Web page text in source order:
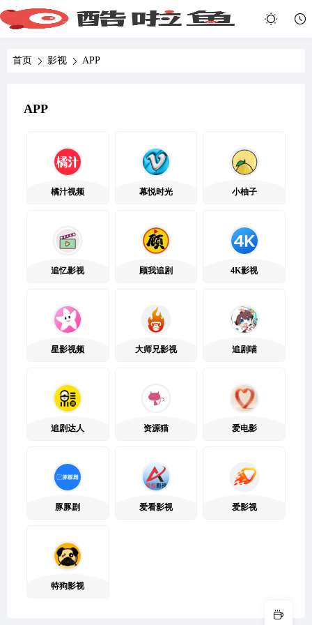
首页 影视 APP
APP
橘汁视频 幕悦时光 小柚子
追忆影视 顾我追剧 4K影视
星影视频 大师兄影视 追剧喵
追剧达人 资源猫 爱电影
豚豚剧 爱看影视 爱影视
特狗影视